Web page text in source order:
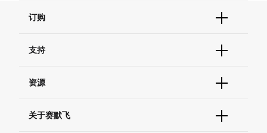
订购
订单支持
现货供应中心
支持
联系我们 - 400 820 8982
查找文件&证书
资源
促销关于赛默飞